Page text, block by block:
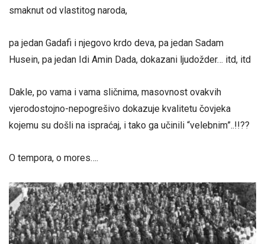
smaknut od vlastitog naroda,
pa jedan Gadafi i njegovo krdo deva, pa jedan Sadam
Husein, pa jedan Idi Amin Dada, dokazani ljudožder… itd, itd
Dakle, po vama i vama sličnima, masovnost ovakvih
vjerodostojno-nepogrešivo dokazuje kvalitetu čovjeka
kojemu su došli na ispraćaj, i tako ga učinili “velebnim”..!!??
O tempora, o mores….